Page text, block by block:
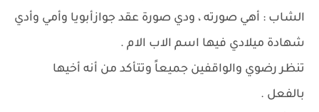
الشاب : أهي صورته ، ودي صورة عقد جوازأبويا وأمي وأدي
شهادة ميلادي فيها اسم الاب الام .
تنظر رضوي والواقفين جميعاً وتتأكد من أنه أخيها
بالفعل .